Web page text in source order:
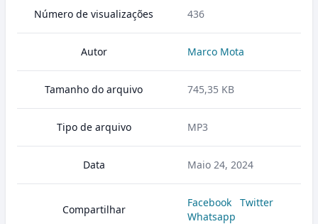
Número de visualizações 436
Autor Marco Mota
Tamanho do arquivo 745,35 KB
Tipo de arquivo MP3
Data Maio 24, 2024
Compartilhar
Facebook
Twitter
Whatsapp